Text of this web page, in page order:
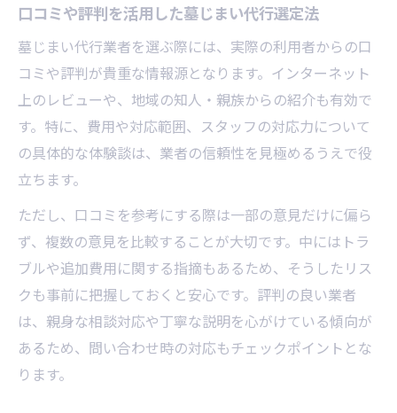
口コミや評判を活用した墓じまい代行選定法
墓じまい代行業者を選ぶ際には、実際の利用者からの口
コミや評判が貴重な情報源となります。インターネット
上のレビューや、地域の知人・親族からの紹介も有効で
す。特に、費用や対応範囲、スタッフの対応力について
の具体的な体験談は、業者の信頼性を見極めるうえで役
立ちます。
ただし、口コミを参考にする際は一部の意見だけに偏ら
ず、複数の意見を比較することが大切です。中にはトラ
ブルや追加費用に関する指摘もあるため、そうしたリス
クも事前に把握しておくと安心です。評判の良い業者
は、親身な相談対応や丁寧な説明を心がけている傾向が
あるため、問い合わせ時の対応もチェックポイントとな
ります。